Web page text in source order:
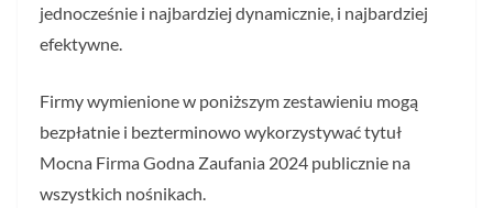
jednocześnie i najbardziej dynamicznie, i najbardziej
efektywne.
Firmy wymienione w poniższym zestawieniu mogą
bezpłatnie i bezterminowo wykorzystywać tytuł
Mocna Firma Godna Zaufania 2024 publicznie na
wszystkich nośnikach.